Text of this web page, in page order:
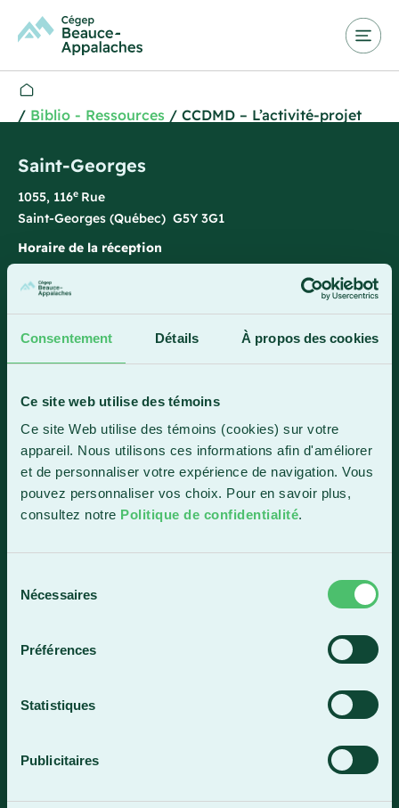
Consentement Détails À propos des cookies
Ce site web utilise des témoins
Ce site Web utilise des témoins (cookies) sur votre
appareil. Nous utilisons ces informations afin d'améliorer
et de personnaliser votre expérience de navigation. Vous
pouvez personnaliser vos choix. Pour en savoir plus,
consultez notre Politique de confidentialité.
Nécessaires
Préférences
Statistiques
Publicitaires
/ Biblio - Ressources / CCDMD – L’activité-projet
Saint-Georges
1055, 116e Rue
Saint-Georges (Québec) G5Y 3G1
Horaire de la réception
Lundi-vendredi : 7 h 45 à 15 h 45
418 228-8896
Sainte-Marie
1150, boul. Vachon Nord
Sainte-Marie (Québec) G6E 0R1
Horaire de la réception
Lundi-vendredi : 7 h 30 à 15 h 30
Lac-Mégantic
Lac-Mégantic (Québec) G6B 3B4
Lundi-vendredi : 8 h à 16 h